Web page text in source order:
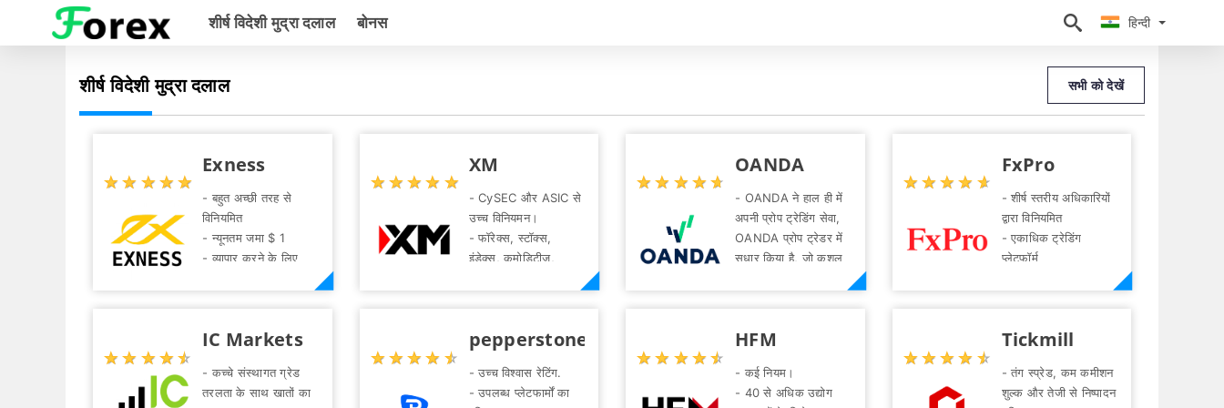
शीर्ष विदेशी मुद्रा दलाल बोनस हिन्दी
शीर्ष विदेशी मुद्रा दलाल सभी को देखें
☆ ☆ ☆ ☆ ☆
★ ★ ★ ★ ★
Exness
- बहुत अच्छी तरह से
विनियमित
- न्यूनतम जमा $ 1
- व्यापार करने के लिए
उपलब्ध है
- कॉपी ट्रेडिंग सिस्टम
- 20 भाषाओं में समर्थन
☆ ☆ ☆ ☆ ☆
★ ★ ★ ★ ★
XM
- CySEC और ASIC से
उच्च विनियमन।
- फॉरेक्स, स्टॉक्स,
इंडेक्स, कमोडिटीज,
- कम सीएफडी
शून्य शुल्क
- दैनिक इंटरैक्टिव लाइव
☆ ☆ ☆ ☆ ☆
★ ★ ★ ★ ★
OANDA
- OANDA ने हाल ही में
अपनी प्रोप ट्रेडिंग सेवा,
OANDA प्रोप ट्रेडर में
सुधार किया है, जो कुशल
- OANDA ट्रेड वेब
संकेतक, एक आर्थिक
ओवरले और एक डॉव
☆ ☆ ☆ ☆ ☆
★ ★ ★ ★ ★
FxPro
- शीर्ष स्तरीय अधिकारियों
द्वारा विनियमित
- एकाधिक ट्रेडिंग
प्लेटफॉर्म
विस्तृत श्रृंखला
हस्तक्षेप नहीं
- उत्कृष्ट 24/5 ग्राहक
☆ ☆ ☆ ☆ ☆
★ ★ ★ ★ ★
IC Markets
- कच्चे संस्थागत ग्रेड
तरलता के साथ खातों का
☆ ☆ ☆ ☆ ☆
★ ★ ★ ★ ★
pepperstone
- उच्च विश्वास रेटिंग.
- उपलब्ध प्लेटफार्मों का
☆ ☆ ☆ ☆ ☆
★ ★ ★ ★ ★
HFM
- कई नियम।
- 40 से अधिक उद्योग
☆ ☆ ☆ ☆ ☆
★ ★ ★ ★ ★
Tickmill
- तंग स्प्रेड, कम कमीशन
शुल्क और तेजी से निष्पादन